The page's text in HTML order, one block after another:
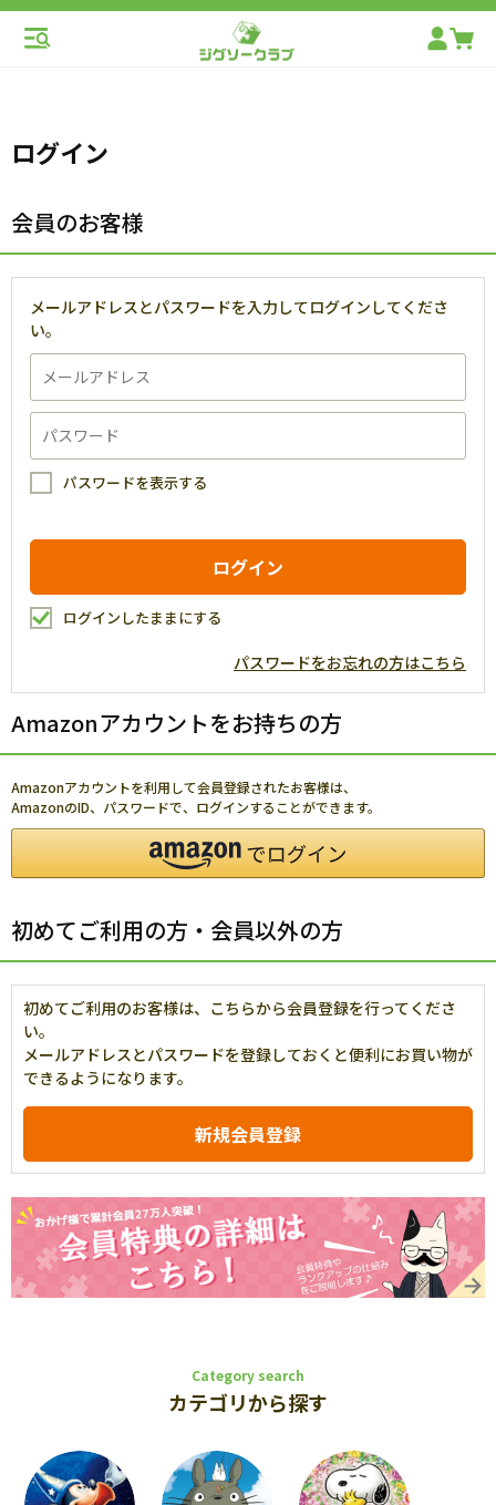
ログイン
会員のお客様
メールアドレスとパスワードを入力してログインしてくださ
い。
パスワードを表示する
ログインしたままにする
パスワードをお忘れの方はこちら
Amazonアカウントをお持ちの方
Amazonアカウントを利用して会員登録されたお客様は、
AmazonのID、パスワードで、ログインすることができます。
初めてご利用の方・会員以外の方
初めてご利用のお客様は、こちらから会員登録を行ってくださ
い。
メールアドレスとパスワードを登録しておくと便利にお買い物が
できるようになります。
Category search
カテゴリから探す